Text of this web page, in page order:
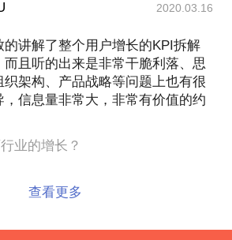
2020.03.16
讲解了整个用户增长的KPI拆解
且听的出来是非常干脆利落、思
架构、产品战略等问题上也有很
信息量非常大，非常有价值的约
业的增长？
查看更多